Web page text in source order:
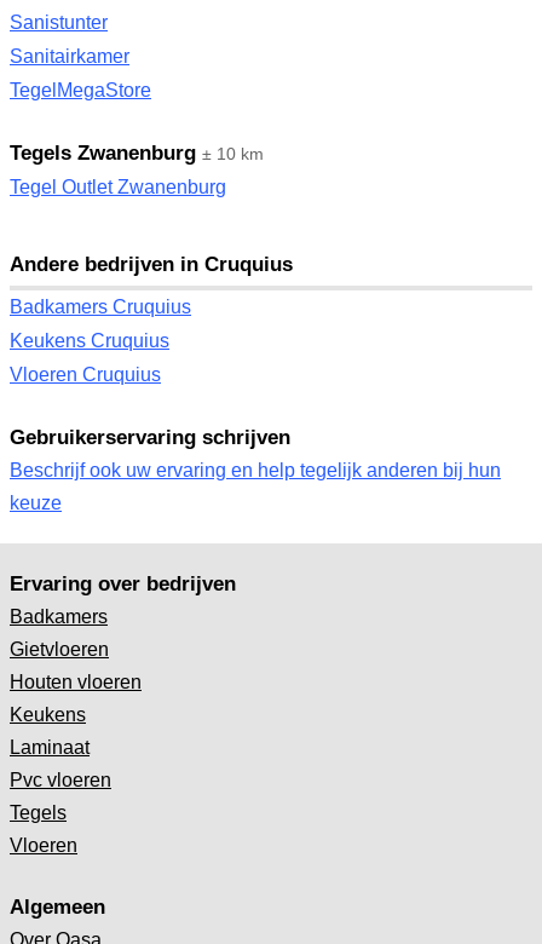
Sanistunter
Sanitairkamer
TegelMegaStore
Tegels Zwanenburg ± 10 km
Tegel Outlet Zwanenburg
Andere bedrijven in Cruquius
Badkamers Cruquius
Keukens Cruquius
Vloeren Cruquius
Gebruikerservaring schrijven
Beschrijf ook uw ervaring en help tegelijk anderen bij hun
keuze
Ervaring over bedrijven
Badkamers
Gietvloeren
Houten vloeren
Keukens
Laminaat
Pvc vloeren
Tegels
Vloeren
Algemeen
Over Qasa